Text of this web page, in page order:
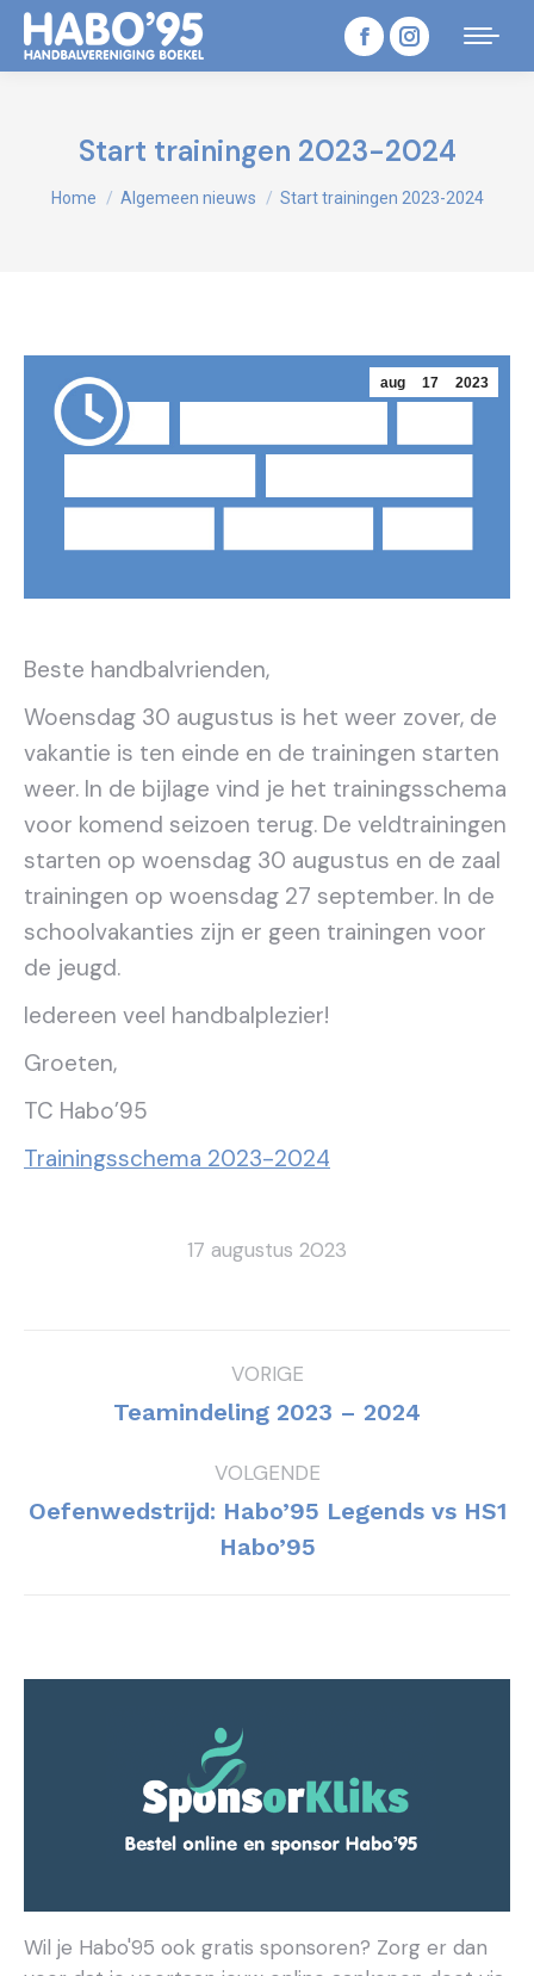
Facebook
opens
new
Instagram
opens
new
Start trainingen 2023-2024
Je bent hier:
Home Algemeen nieuws Start trainingen 2023-2024
aug 17 2023
Beste handbalvrienden,
Woensdag 30 augustus is het weer zover, de
vakantie is ten einde en de trainingen starten
weer. In de bijlage vind je het trainingsschema
voor komend seizoen terug. De veldtrainingen
starten op woensdag 30 augustus en de zaal
trainingen op woensdag 27 september. In de
schoolvakanties zijn er geen trainingen voor
de jeugd.
Iedereen veel handbalplezier!
Groeten,
TC Habo’95
Trainingsschema 2023-2024
17 augustus 2023
navigatie
VORIGE
Vorig
Teamindeling 2023 – 2024
VOLGENDE
Volgend
bericht
Oefenwedstrijd: Habo’95 Legends vs HS1
Habo’95
Wil je Habo'95 ook gratis sponsoren? Zorg er dan